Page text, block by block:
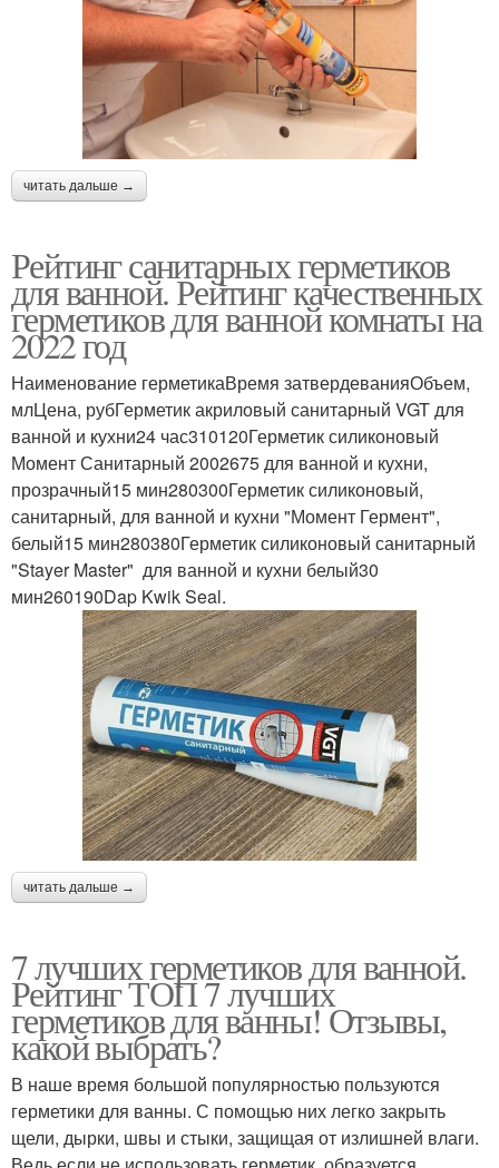
читать дальше →
Рейтинг санитарных герметиков
для ванной. Рейтинг качественных
герметиков для ванной комнаты на
2022 год
Наименование герметикаВремя затвердеванияОбъем,
млЦена, рубГерметик акриловый санитарный VGT для
ванной и кухни24 час310120Герметик силиконовый
Момент Санитарный 2002675 для ванной и кухни,
прозрачный15 мин280300Герметик силиконовый,
санитарный, для ванной и кухни "Момент Гермент",
белый15 мин280380Герметик силиконовый санитарный
"Stayer Master" для ванной и кухни белый30
мин260190Dap Kwik Seal.
читать дальше →
7 лучших герметиков для ванной.
Рейтинг ТОП 7 лучших
герметиков для ванны! Отзывы,
какой выбрать?
В наше время большой популярностью пользуются
герметики для ванны. С помощью них легко закрыть
щели, дырки, швы и стыки, защищая от излишней влаги.